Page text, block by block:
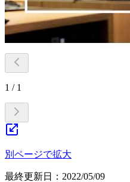
1 / 1
別ページで拡大
最終更新日： 2022/05/09